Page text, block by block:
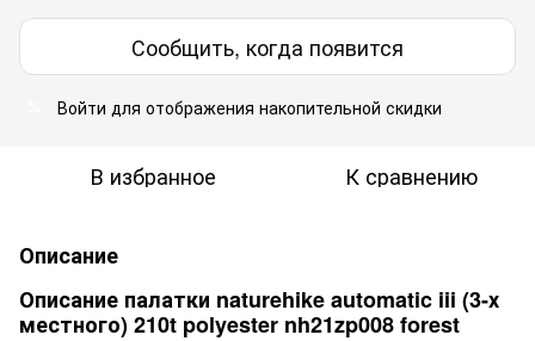
Сообщить, когда появится
Войти для отображения накопительной скидки
В избранное К сравнению
Описание
Описание палатки naturehike automatic iii (3-х
местного) 210t polyester nh21zp008 forest